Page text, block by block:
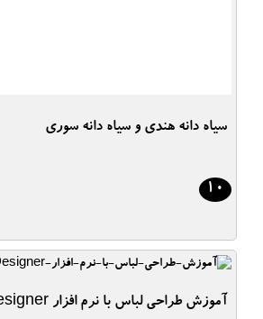
سیاه دانه هندی و سیاه دانه سوری
10
آموزش طراحی لباس با نرم افزار Marvlous Designer